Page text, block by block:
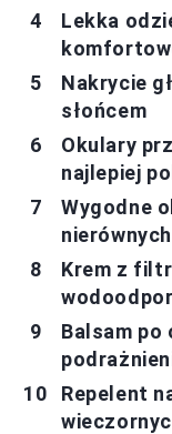
Lekka
Nakrycie
słońcem
Okulary
najlepiej
Wygodne
Krem z
Balsam po
Repelent